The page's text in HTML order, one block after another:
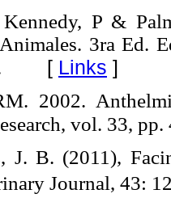
P &
3ra Ed.
[ Links ]
2002.
vol. 33, pp.
J. B. (2011),
Journal, 43: